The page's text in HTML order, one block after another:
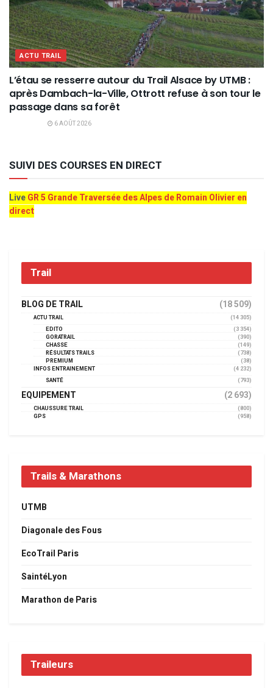
ACTU TRAIL
L’étau se resserre autour du Trail Alsace by UTMB :
après Dambach-la-Ville, Ottrott refuse à son tour le
passage dans sa forêt
6 AOÛT 2026
SUIVI DES COURSES EN DIRECT
LiveGR 5 Grande Traversée des Alpes de Romain Olivier en
direct
Trail
BLOG DE TRAIL (18 509)
ACTU TRAIL
(14 305)
EDITO
(3 354)
GORATRAIL
(390)
CHASSE
(149)
RÉSULTATS TRAILS
(738)
PREMIUM
(38)
INFOS ENTRAINEMENT
(4 232)
SANTÉ
(793)
EQUIPEMENT (2 693)
CHAUSSURE TRAIL
(800)
GPS
(958)
Trails & Marathons
UTMB
Diagonale des Fous
EcoTrail Paris
SaintéLyon
Marathon de Paris
Traileurs